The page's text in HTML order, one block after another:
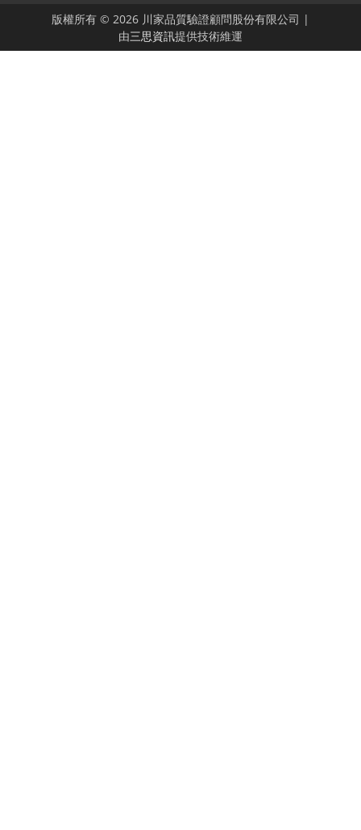
版權所有 © 2026 川家品質驗證顧問股份有限公司 |
由三思資訊提供技術維運